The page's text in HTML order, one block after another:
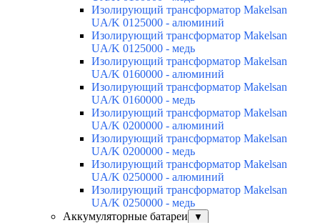
Изолирующий трансформатор Makelsan
UA/K 0125000 - алюминий
Изолирующий трансформатор Makelsan
UA/K 0125000 - медь
Изолирующий трансформатор Makelsan
UA/K 0160000 - алюминий
Изолирующий трансформатор Makelsan
UA/K 0160000 - медь
Изолирующий трансформатор Makelsan
UA/K 0200000 - алюминий
Изолирующий трансформатор Makelsan
UA/K 0200000 - медь
Изолирующий трансформатор Makelsan
UA/K 0250000 - алюминий
Изолирующий трансформатор Makelsan
UA/K 0250000 - медь
Аккумуляторные батареи
▼